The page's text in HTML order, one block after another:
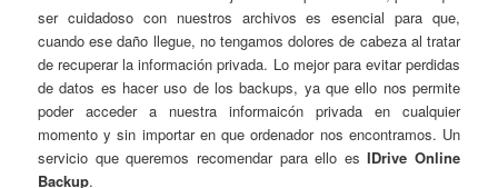
ser cuidadoso con nuestros archivos es esencial para que,
cuando ese daño llegue, no tengamos dolores de cabeza al tratar
de recuperar la información privada. Lo mejor para evitar perdidas
de datos es hacer uso de los backups, ya que ello nos permite
poder acceder a nuestra informaicón privada en cualquier
momento y sin importar en que ordenador nos encontramos. Un
servicio que queremos recomendar para ello esIDrive Online
Backup.